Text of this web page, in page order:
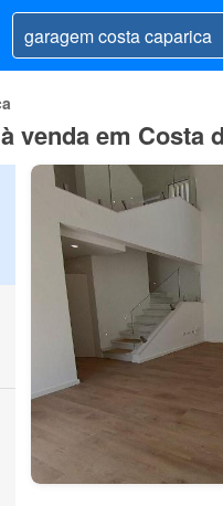
venda em Costa